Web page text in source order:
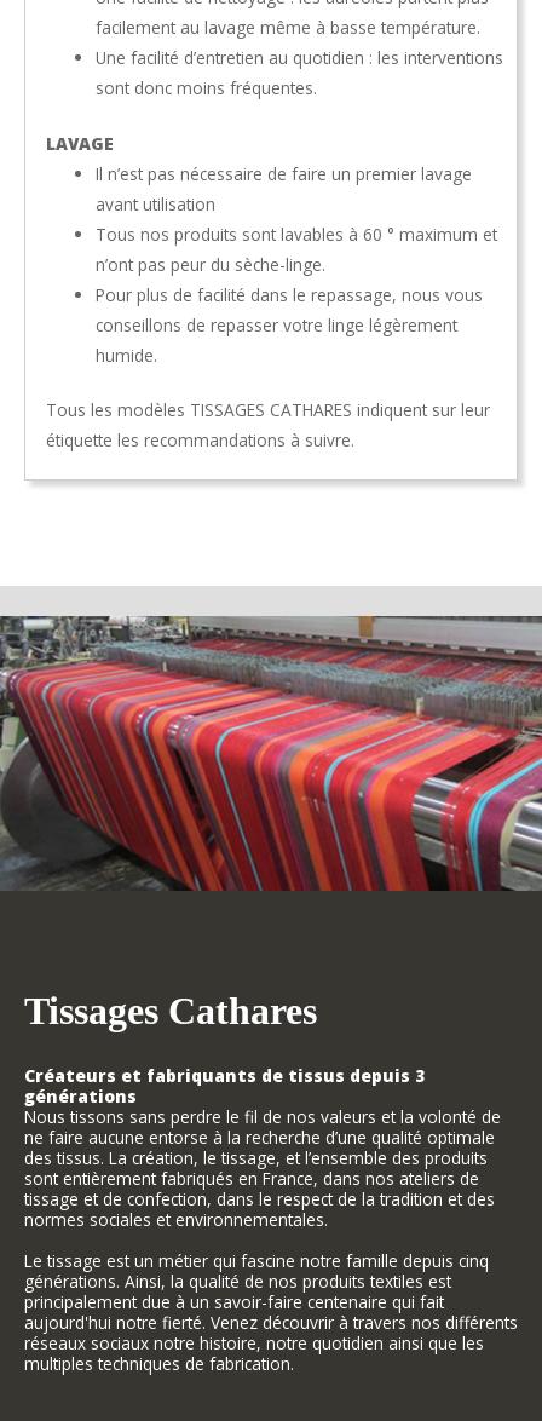
facilement au lavage même à basse température.
Une facilité d’entretien au quotidien : les interventions
sont donc moins fréquentes.
LAVAGE
Il n’est pas nécessaire de faire un premier lavage
avant utilisation
Tous nos produits sont lavables à 60 ° maximum et
n’ont pas peur du sèche-linge.
Pour plus de facilité dans le repassage, nous vous
conseillons de repasser votre linge légèrement
humide.
Tous les modèles TISSAGES CATHARES indiquent sur leur
étiquette les recommandations à suivre.
Tissages Cathares
Créateurs et fabriquants de tissus depuis 3
générations
Nous tissons sans perdre le fil de nos valeurs et la volonté de
ne faire aucune entorse à la recherche d’une qualité optimale
des tissus. La création, le tissage, et l’ensemble des produits
sont entièrement fabriqués en France, dans nos ateliers de
tissage et de confection, dans le respect de la tradition et des
normes sociales et environnementales.
Le tissage est un métier qui fascine notre famille depuis cinq
générations. Ainsi, la qualité de nos produits textiles est
principalement due à un savoir-faire centenaire qui fait
aujourd'hui notre fierté. Venez découvrir à travers nos différents
réseaux sociaux notre histoire, notre quotidien ainsi que les
multiples techniques de fabrication.